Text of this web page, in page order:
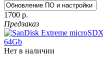
1700 р.
Предзаказ
Нет в наличии